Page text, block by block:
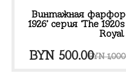
Винтажная
1926’ серия ‘The
BYN
BYN 500.00